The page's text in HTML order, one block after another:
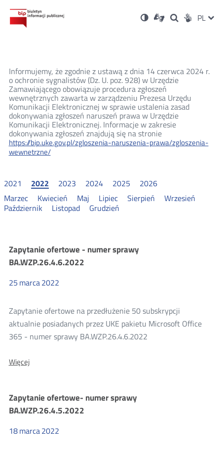
Ustawienia
Wersja
kontrastowa
Dla
niesłyszących
OtwórzOtwórz
w
Otwórz
w
Social PL
Informujemy, że zgodnie z ustawą z dnia 14 czerwca 2024 r.
o ochronie sygnalistów (Dz. U. poz. 928) w Urzędzie
Zamawiającego obowiązuje procedura zgłoszeń
wewnętrznych zawarta w zarządzeniu Prezesa Urzędu
Komunikacji Elektronicznej w sprawie ustalenia zasad
dokonywania zgłoszeń naruszeń prawa w Urzędzie
Komunikacji Elektronicznej. Informacje w zakresie
dokonywania zgłoszeń znajdują się na stronie
https://bip.uke.gov.pl/zgloszenia-naruszenia-prawa/zgloszenia-
wewnetrzne/
2021 2022 2023 2024 2025
2026
Marzec
Kwiecień Maj Lipiec Sierpień
Wrzesień
Październik
Listopad Grudzień
Zapytania
ofertowe
Zapytanie ofertowe - numer sprawy
BA.WZP.26.4.6.2022
25 marca2022
Zapytanie ofertowe na przedłużenie 50 subskrypcji
aktualnie posiadanych przez UKE pakietu Microsoft Office
365 - numer sprawy BA.WZP.26.4.6.2022
WięcejO:
numer
sprawy
BA.WZP.26.4.6.2022
Zapytanie ofertowe- numer sprawy
BA.WZP.26.4.5.2022
18marca2022